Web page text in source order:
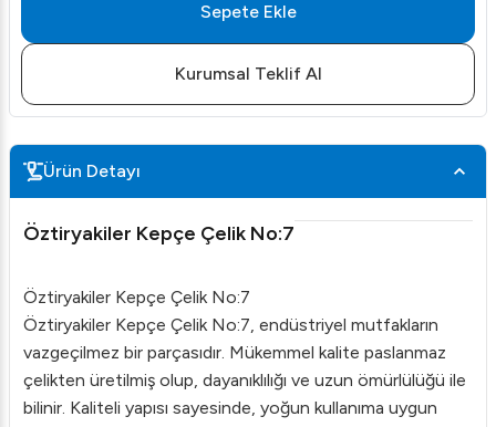
Sepete Ekle
Kurumsal Teklif Al
Ürün Detayı
Öztiryakiler Kepçe Çelik No:7
Öztiryakiler Kepçe Çelik No:7
Öztiryakiler Kepçe Çelik No:7, endüstriyel mutfakların
vazgeçilmez bir parçasıdır. Mükemmel kalite paslanmaz
çelikten üretilmiş olup, dayanıklılığı ve uzun ömürlülüğü ile
bilinir. Kaliteli yapısı sayesinde, yoğun kullanıma uygun